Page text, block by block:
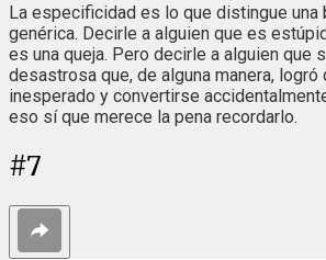
La especificidad es lo que distingue una
genérica. Decirle a alguien que es
es una queja. Pero decirle a alguien que
desastrosa que, de alguna manera, logró
inesperado y convertirse
eso sí que merece la pena recordarlo.
#7